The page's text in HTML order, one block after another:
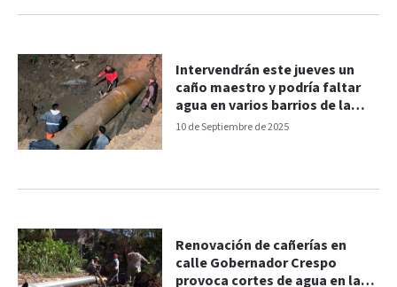
10 de Septiembre de 2025
Intervendrán este jueves un
caño maestro y podría faltar
agua en varios barrios de la
ciudad
Renovación de cañerías en
calle Gobernador Crespo
provoca cortes de agua en la